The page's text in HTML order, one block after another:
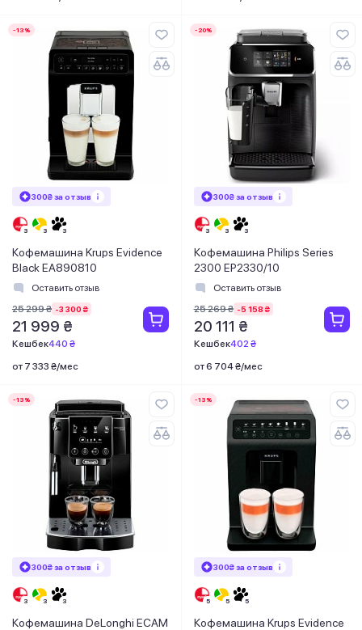
-13%
300₴ за отзыв
Кофемашина Krups Evidence
Black EA890810
Оставить отзыв
25 299 ₴ -3 300 ₴
21 999 ₴
Кешбек440 ₴
от 7 333 ₴/мес
-20%
300₴ за отзыв
Кофемашина Philips Series
2300 EP2330/10
Оставить отзыв
25 269 ₴ -5 158 ₴
20 111 ₴
Кешбек402 ₴
от 6 704 ₴/мес
-13%
300₴ за отзыв
Кофемашина DeLonghi ECAM
-13%
300₴ за отзыв
Кофемашина Krups Evidence